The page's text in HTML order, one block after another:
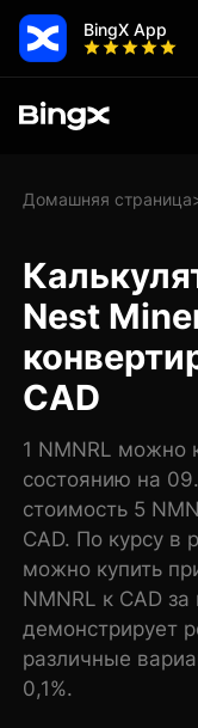
BingX App
Домашняя страница
Nest
CAD
1 NMNRL можно
состоянию на
стоимость 5
CAD. По курсу в
можно купить
NMNRL к CAD
демонстрирует
различные
0,1%.